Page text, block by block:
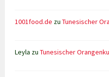
1001food.de zuTunesischer
Leyla zuTunesischer